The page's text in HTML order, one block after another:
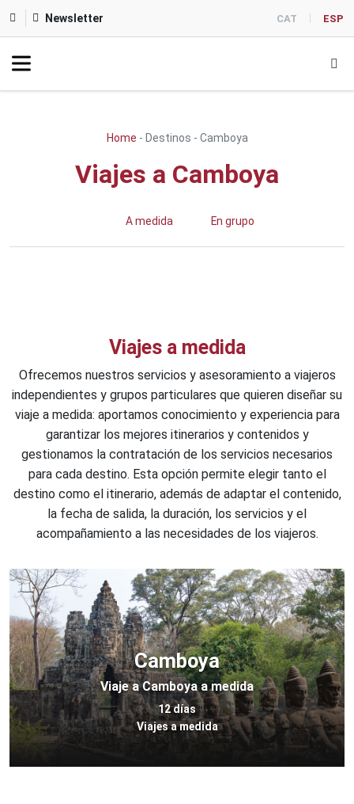
Newsletter CAT ESP
Home - Destinos - Camboya
Viajes a Camboya
A medida En grupo
Viajes a medida
Ofrecemos nuestros servicios y asesoramiento a viajeros
independientes y grupos particulares que quieren diseñar su
viaje a medida: aportamos conocimiento y experiencia para
garantizar los mejores itinerarios y contenidos y
gestionamos la contratación de los servicios necesarios
para cada destino. Esta opción permite elegir tanto el
destino como el itinerario, además de adaptar el contenido,
la fecha de salida, la duración, los servicios y el
acompañamiento a las necesidades de los viajeros.
Camboya
Viaje a Camboya a medida
12 días
Viajes a medida